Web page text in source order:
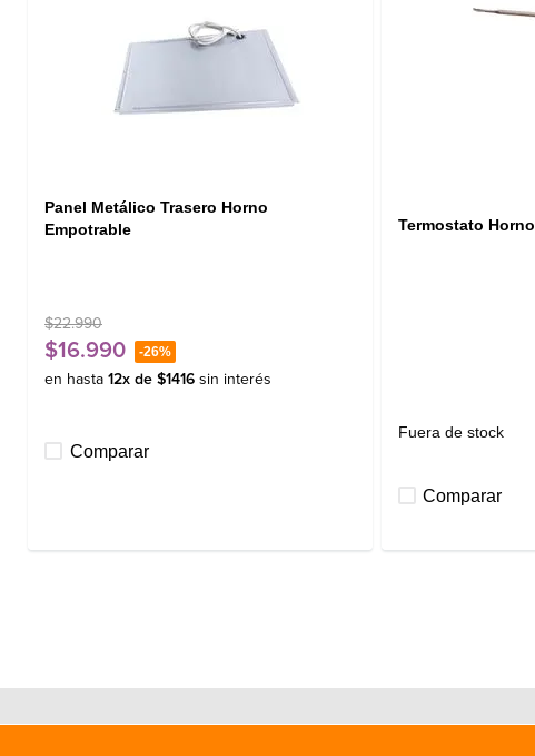
Panel Metálico Trasero Horno
Empotrable
$22.990
$16.990 -26%
en hasta 12x de $1416 sin interés
Comparar
Termostato
Fuera de stock
Comparar